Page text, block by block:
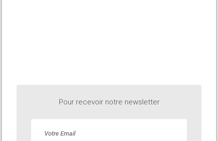
Pour recevoir notre newsletter